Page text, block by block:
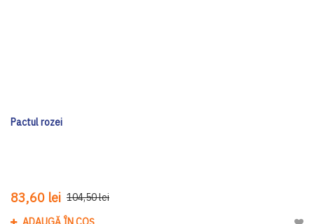
Pactul rozei
83,60 lei 104,50 lei